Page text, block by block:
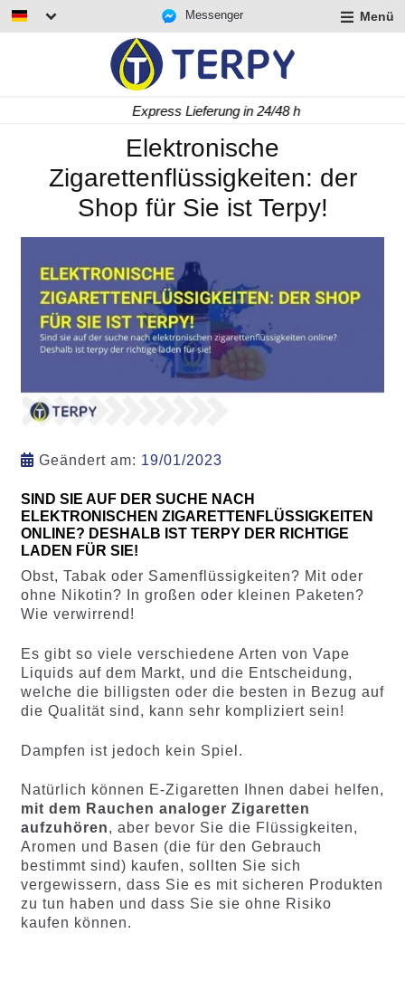
Messenger Menü
Express Lieferung in 24/48 h
Elektronische
Zigarettenflüssigkeiten: der
Shop für Sie ist Terpy!
Geändert am: 19/01/2023
SIND SIE AUF DER SUCHE NACH
ELEKTRONISCHEN ZIGARETTENFLÜSSIGKEITEN
ONLINE? DESHALB IST TERPY DER RICHTIGE
LADEN FÜR SIE!
Obst, Tabak oder Samenflüssigkeiten? Mit oder
ohne Nikotin? In großen oder kleinen Paketen?
Wie verwirrend!
Es gibt so viele verschiedene Arten von Vape
Liquids auf dem Markt, und die Entscheidung,
welche die billigsten oder die besten in Bezug auf
die Qualität sind, kann sehr kompliziert sein!
Dampfen ist jedoch kein Spiel.
Natürlich können E-Zigaretten Ihnen dabei helfen,
mit dem Rauchen analoger Zigaretten
aufzuhören, aber bevor Sie die Flüssigkeiten,
Aromen und Basen (die für den Gebrauch
bestimmt sind) kaufen, sollten Sie sich
vergewissern, dass Sie es mit sicheren Produkten
zu tun haben und dass Sie sie ohne Risiko
kaufen können.